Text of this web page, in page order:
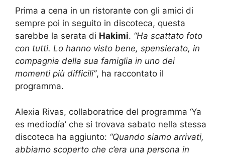
Prima a cena in un ristorante con gli amici di
sempre poi in seguito in discoteca, questa
sarebbe la serata di Hakimi. “Ha scattato foto
con tutti. Lo hanno visto bene, spensierato, in
compagnia della sua famiglia in uno dei
momenti più difficili”, ha raccontato il
programma.
Alexia Rivas, collaboratrice del programma ‘Ya
es mediodía’ che si trovava sabato nella stessa
discoteca ha aggiunto: “Quando siamo arrivati,
abbiamo scoperto che c’era una persona in